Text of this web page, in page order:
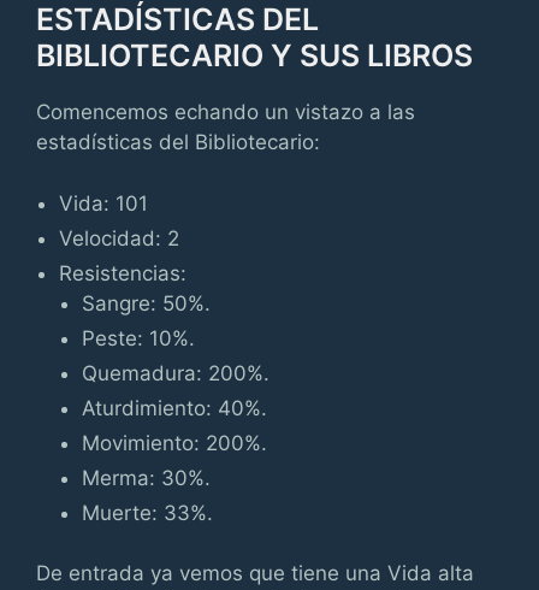
ESTADÍSTICAS DEL
BIBLIOTECARIO Y SUS LIBROS
Comencemos echando un vistazo a las
estadísticas del Bibliotecario:
Vida: 101
Velocidad: 2
Resistencias:
Sangre: 50%.
Peste: 10%.
Quemadura: 200%.
Aturdimiento: 40%.
Movimiento: 200%.
Merma: 30%.
Muerte: 33%.
De entrada ya vemos que tiene una Vida alta